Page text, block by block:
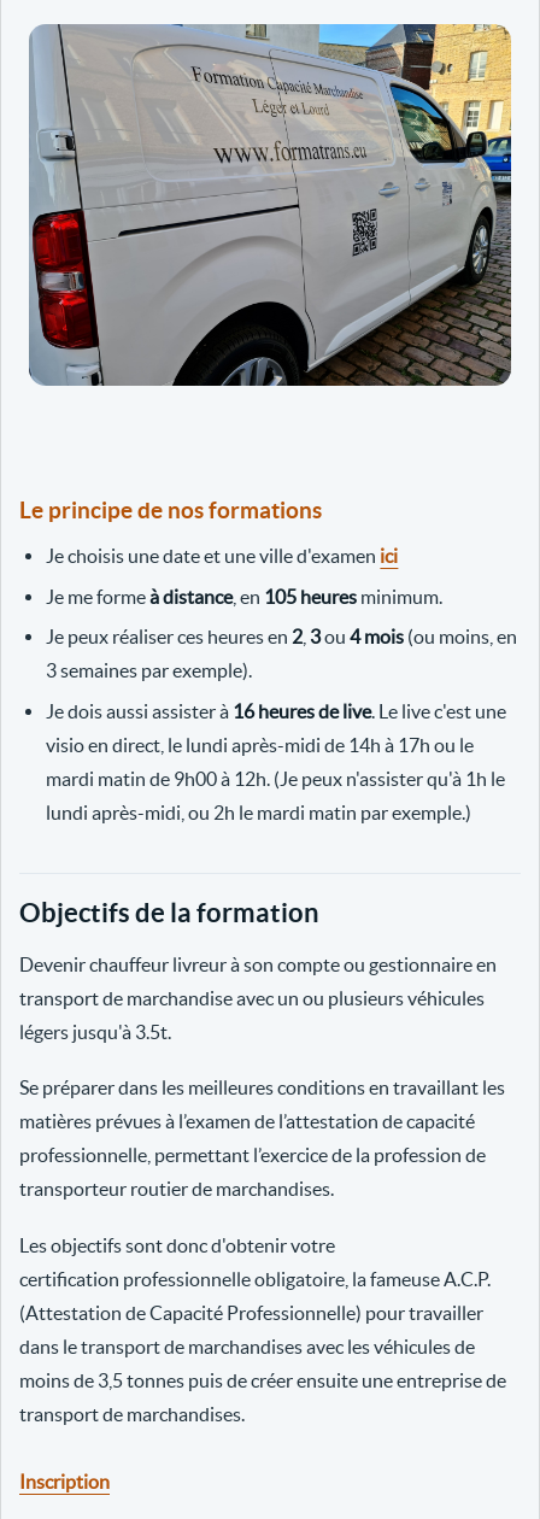
Le principe de nos formations
Je choisis une date et une ville d'examen ici
Je me formeà distance, en 105 heures minimum.
Je peux réaliser ces heures en 2 3ou4 mois (ou moins, en
3 semaines par exemple).
Je dois aussi assister à 16 heures de live. Le live c'est une
visio en direct, le lundi après-midi de 14h à 17h ou le
mardi matin de 9h00 à 12h. (Je peux n'assister qu'à 1h le
lundi après-midi, ou 2h le mardi matin par exemple.)
Objectifs de la formation
Devenir chauffeur livreur à son compte ou gestionnaire en
transport de marchandise avec un ou plusieurs véhicules
légers jusqu'à 3.5t.
Se préparer dans les meilleures conditions en travaillant les
matières prévues à l’examen de l’attestation de capacité
professionnelle, permettant l’exercice de la profession de
transporteur routier de marchandises.
Les objectifs sont donc d'obtenir votre
certification professionnelle obligatoire, la fameuse A.C.P.
(Attestation de Capacité Professionnelle) pour travailler
dans le transport de marchandises avec les véhicules de
moins de 3,5 tonnes puis de créer ensuite une entreprise de
transport de marchandises.
Inscription